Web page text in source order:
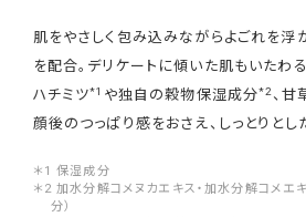
肌をやさしく包み込みながらよごれを浮
を配合。デリケートに傾いた肌もいたわ
ハチミツ*1 や独自の穀物保湿成分*2 、甘
顔後のつっぱり感をおさえ、しっとりとし
＊1 保湿成分
＊2 加水分解コメヌカエキス・加水分解コメエ
分）